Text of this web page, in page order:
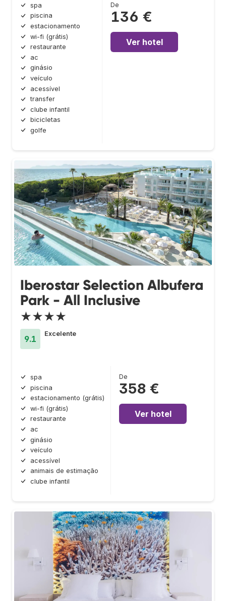
spa
piscina
estacionamento
wi-fi (grátis)
restaurante
ac
ginásio
veículo
acessível
transfer
clube infantil
bicicletas
golfe
De
136 €
Ver hotel
Iberostar Selection Albufera
Park - All Inclusive
★★★★
9.1
Excelente
spa
piscina
estacionamento (grátis)
wi-fi (grátis)
restaurante
ac
ginásio
veículo
acessível
animais de estimação
clube infantil
De
358 €
Ver hotel